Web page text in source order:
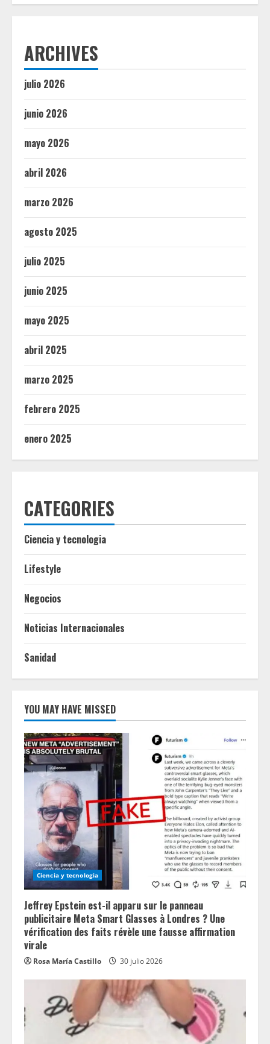
ARCHIVES
julio 2026
junio 2026
mayo 2026
abril 2026
marzo 2026
agosto 2025
julio 2025
junio 2025
mayo 2025
abril 2025
marzo 2025
febrero 2025
enero 2025
CATEGORIES
Ciencia y tecnologia
Lifestyle
Negocios
Noticias Internacionales
Sanidad
YOU MAY HAVE MISSED
Ciencia y tecnologia
Jeffrey Epstein est-il apparu sur le panneau
publicitaire Meta Smart Glasses à Londres ? Une
vérification des faits révèle une fausse affirmation
virale
Rosa María Castillo 30 julio 2026